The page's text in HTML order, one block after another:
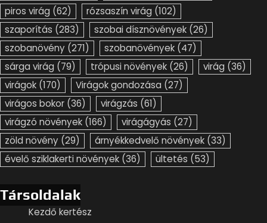
piros virág (62) rózsaszín virág (102)
szaporítás (283) szobai dísznövények (26)
szobanövény (271) szobanövények (47)
sárga virág (79) trópusi növények (26) virág (36)
virágok (170) Virágok gondozása (27)
virágos bokor (36) virágzás (61)
virágzó növények (166) virágágyás (27)
zöld növény (29) árnyékkedvelő növények (33)
évelő sziklakerti növények (36) ültetés (53)
Társoldalak
Kezdő kertész